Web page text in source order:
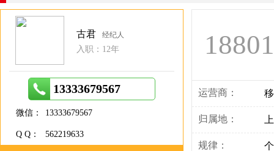
运营商：
归属地：
规律：
古君 经纪人
入职：12年
13333679567
微信： 13333679567
Q Q： 562219633